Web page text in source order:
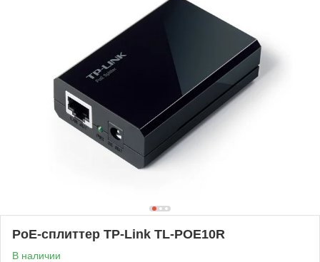
PoE-сплиттер TP-Link TL-POE10R
В наличии